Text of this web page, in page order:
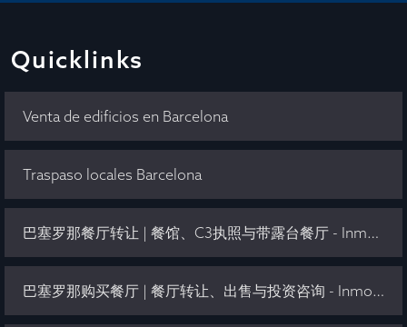
Quicklinks
Venta de edificios en Barcelona
Traspaso locales Barcelona
巴塞罗那餐厅转让 | 餐馆、C3执照与带露台餐厅 - Inmo Olaya
巴塞罗那购买餐厅 | 餐厅转让、出售与投资咨询 - Inmo Olaya